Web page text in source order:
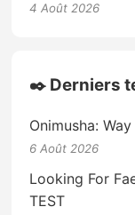
4 Août 2026
✒️ Derniers
Onimusha:
6 Août 2026
Looking For
TEST